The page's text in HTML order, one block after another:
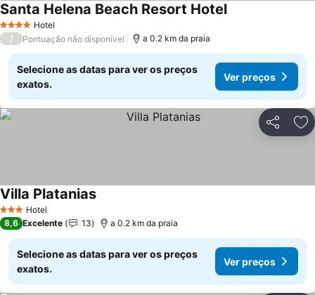
4 EstrelasHotel
Santa Helena Beach Resort HotelVer preços
/ Pontuação não disponível a 0.2 km da praia
Selecione as datas para ver os preços
exatos.
Ver preços
Partilhar
3 EstrelasHotel
Villa PlataniasVer preços
8,6 Excelente 13 a 0.2 km da praia
Selecione as datas para ver os preços
exatos.
Ver preços